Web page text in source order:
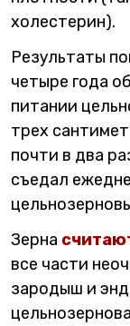
холестерин).
Результаты
четыре года
питании
трех
почти в два
съедал
Зерна
все части
зародыш и